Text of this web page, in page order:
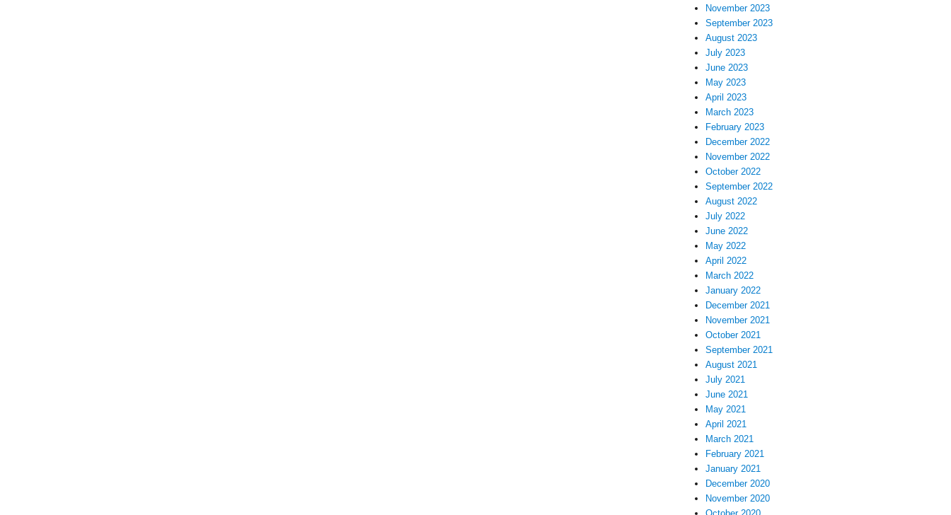
November 2023
September 2023
August 2023
July 2023
June 2023
May 2023
April 2023
March 2023
February 2023
December 2022
November 2022
October 2022
September 2022
August 2022
July 2022
June 2022
May 2022
April 2022
March 2022
January 2022
December 2021
November 2021
October 2021
September 2021
August 2021
July 2021
June 2021
May 2021
April 2021
March 2021
February 2021
January 2021
December 2020
November 2020